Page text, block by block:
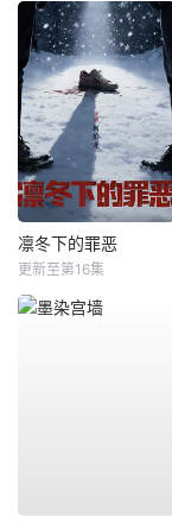
凛冬下的罪恶
更新至第16集